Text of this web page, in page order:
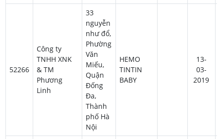
52266
Công ty
TNHH XNK
& TM
Phương
Linh
33
nguyễn
như đổ,
Phường
Văn
Miếu,
Quận
Đống
Đa,
Thành
phố Hà
Nội
HEMO
TINTIN
BABY
13-
03-
2019